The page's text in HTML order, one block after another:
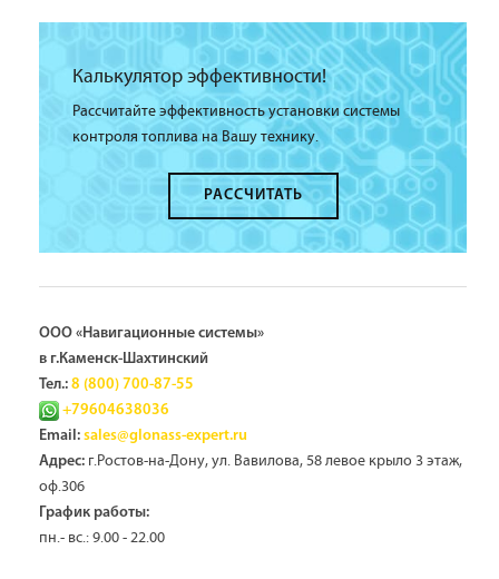
Калькулятор эффективности!
Рассчитайте эффективность установки системы
контроля топлива на Вашу технику.
РАССЧИТАТЬ
ООО «Навигационные системы»
в г.Каменск-Шахтинский
Тел.: 8 (800) 700-87-55
+79604638036
Email: sales@glonass-expert.ru
Адрес: г.Ростов-на-Дону, ул. Вавилова, 58 левое крыло 3 этаж,
оф.306
График работы:
пн.- вс.: 9.00 - 22.00